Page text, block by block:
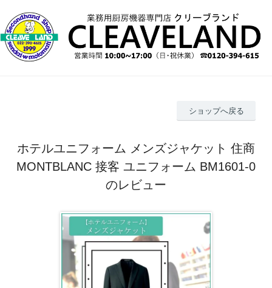
ショップへ戻る
ホテルユニフォーム メンズジャケット 住商
MONTBLANC 接客 ユニフォーム BM1601-0
のレビュー